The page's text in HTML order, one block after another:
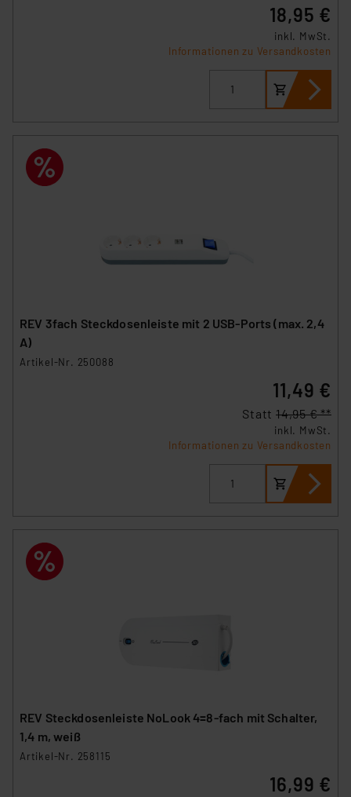
18,95 €
inkl. MwSt.
Informationen zu Versandkosten
REV 3fach Steckdosenleiste mit 2 USB-Ports (max. 2,4
A)
Artikel-Nr. 250088
11,49 €
Statt 14,95 € **
inkl. MwSt.
Informationen zu Versandkosten
REV Steckdosenleiste NoLook 4=8-fach mit Schalter,
1,4 m, weiß
Artikel-Nr. 258115
16,99 €